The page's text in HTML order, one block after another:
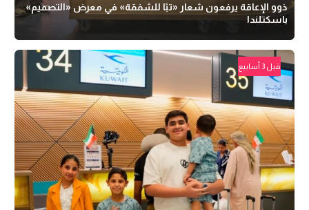
ذوو الإعاقة يرفعون شعار «تبًا للشفقة» في معرض «التصميم»
باسكتلندا
قبل 3 أسابيع